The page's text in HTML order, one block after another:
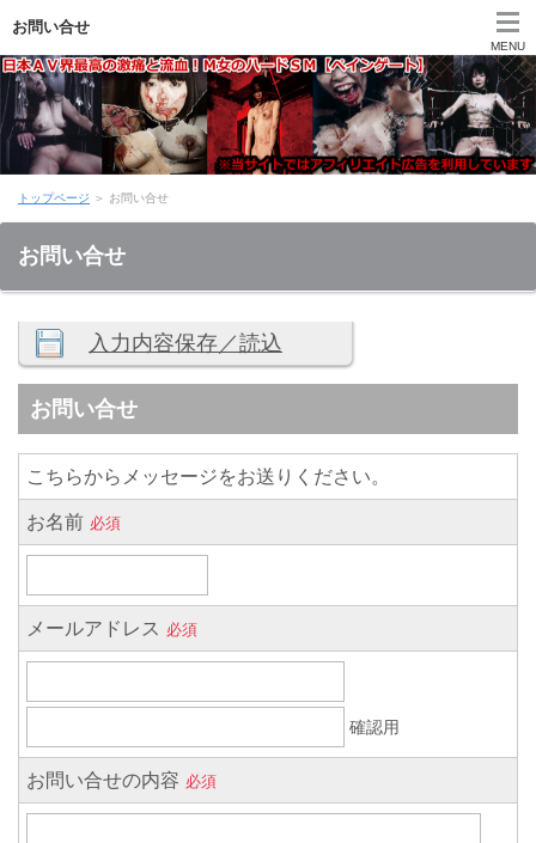
お問い合せ
MENU
トップページ
タイトル一覧３
奇縛 -KIBAKU-
DUGA会員登録
トップページ ＞ お問い合せ
お問い合せ